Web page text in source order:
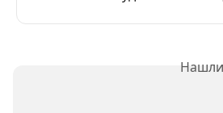
Нашли